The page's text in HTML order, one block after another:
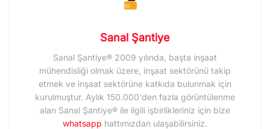
Sanal Şantiye
Sanal Şantiye® 2009 yılında, başta inşaat
mühendisliği olmak üzere, inşaat sektörünü takip
etmek ve inşaat sektörüne katkıda bulunmak için
kurulmuştur. Aylık 150.000'den fazla görüntülenme
alan Sanal Şantiye® ile ilgili işbirlikleriniz için bize
whatsapp hattımızdan ulaşabilirsiniz.